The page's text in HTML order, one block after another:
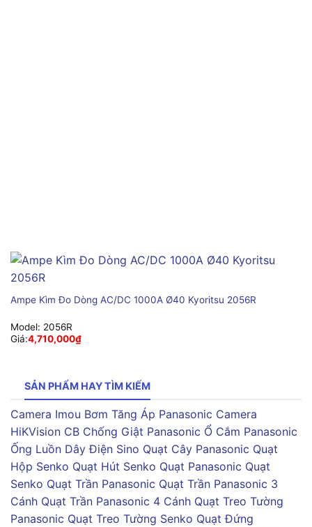
Ampe Kìm Đo Dòng AC/DC 1000A Ø40 Kyoritsu 2056R
Model: 2056R
Giá:4,710,000₫
SẢN PHẨM HAY TÌM KIẾM
Camera Imou Bơm Tăng Áp Panasonic Camera
HiKVision CB Chống Giật Panasonic Ổ Cắm Panasonic
Ống Luồn Dây Điện Sino Quạt Cây Panasonic Quạt
Hộp Senko Quạt Hút Senko Quạt Panasonic Quạt
Senko Quạt Trần Panasonic Quạt Trần Panasonic 3
Cánh Quạt Trần Panasonic 4 Cánh Quạt Treo Tường
Panasonic Quạt Treo Tường Senko Quạt Đứng